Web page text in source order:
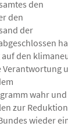
den
den
der
den
Verantwortung
wahr
zur
wieder